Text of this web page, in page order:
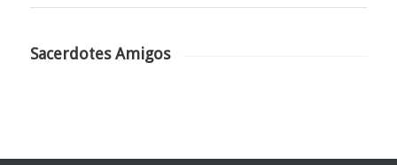
Sacerdotes Amigos